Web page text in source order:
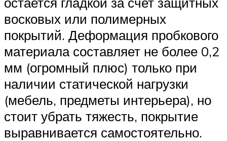
восковых или полимерных
покрытий. Деформация пробкового
материала составляет не более 0,2
мм (огромный плюс) только при
наличии статической нагрузки
(мебель, предметы интерьера), но
стоит убрать тяжесть, покрытие
выравнивается самостоятельно.